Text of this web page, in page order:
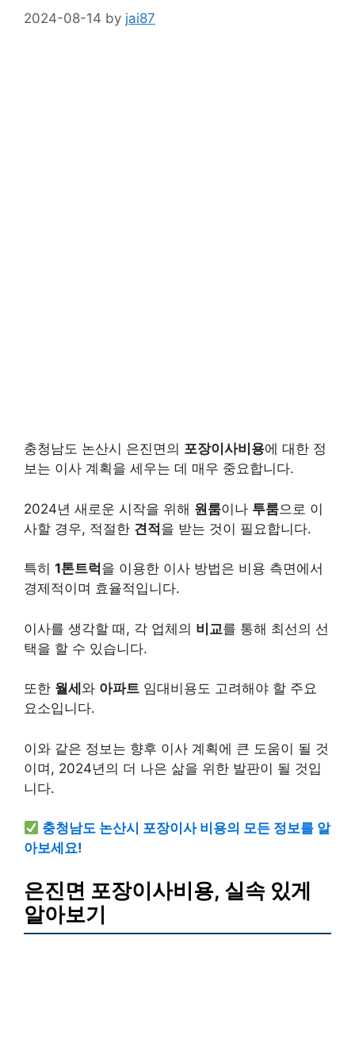
2024-08-14 by jai87
충청남도 논산시 은진면의 포장이사비용에 대한 정
보는 이사 계획을 세우는 데 매우 중요합니다.
2024년 새로운 시작을 위해 원룸이나 투룸으로 이
사할 경우, 적절한 견적을 받는 것이 필요합니다.
특히 1톤트럭 을 이용한 이사 방법은 비용 측면에서
경제적이며 효율적입니다.
이사를 생각할 때, 각 업체의 비교를 통해 최선의 선
택을 할 수 있습니다.
또한 월세 와 아파트 임대비용도 고려해야 할 주요
요소입니다.
이와 같은 정보는 향후 이사 계획에 큰 도움이 될 것
이며, 2024년의 더 나은 삶을 위한 발판이 될 것입
니다.
충청남도 논산시 포장이사 비용의 모든 정보를 알
아보세요!
은진면 포장이사비용, 실속 있게
알아보기